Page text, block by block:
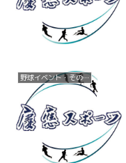
野球イベント・その他